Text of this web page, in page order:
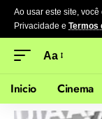
Ao usar este site,
Privacidade e Termos
Aa
Inicio Cinema